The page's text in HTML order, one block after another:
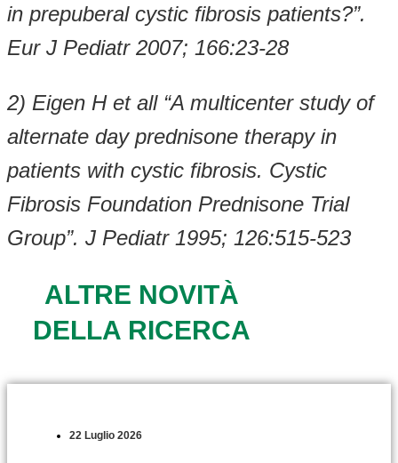
in prepuberal cystic fibrosis patients?”.
Eur J Pediatr 2007; 166:23-28
2) Eigen H et all “A multicenter study of
alternate day prednisone therapy in
patients with cystic fibrosis. Cystic
Fibrosis Foundation Prednisone Trial
Group”. J Pediatr 1995; 126:515-523
ALTRE NOVITÀ
DELLA RICERCA
22 Luglio 2026